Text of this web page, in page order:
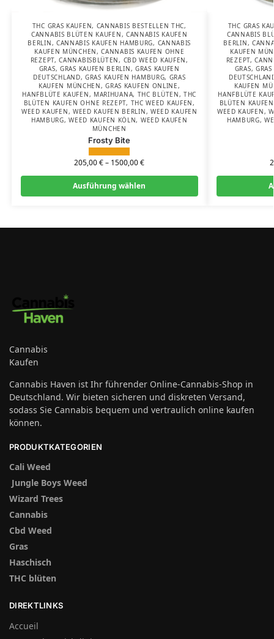
THC GRAS KAUFEN, CANNABIS BESTELLEN THC,
CANNABIS BLÜTEN KAUFEN, CANNABIS KAUFEN
BERLIN, CANNABIS KAUFEN HAMBURG, CANNABIS
KAUFEN MÜNCHEN,CANNABIS KAUFEN OHNE
REZEPT,CANNABISBLÜTEN, CBD WEED KAUFEN,
GRAS, GRAS KAUFEN BERLIN,GRAS KAUFEN
DEUTSCHLAND,GRAS KAUFEN HAMBURG, GRAS
KAUFEN MÜNCHEN,GRAS KAUFEN ONLINE,
HANFBLÜTE KAUFEN, MARIHUANA, THC BLÜTEN,THC
BLÜTEN KAUFEN OHNE REZEPT, THC WEED KAUFEN,
WEED KAUFEN, WEED KAUFEN BERLIN, WEED KAUFEN
HAMBURG,WEED KAUFEN KÖLN, WEED KAUFEN
MÜNCHEN
Frosty Bite
205,00€– 1500,00€
Ausführung wählen
THC GRAS
CANNABIS
BERLIN,
KAUFEN
REZEPT,
GRAS,
KAUFEN
HANFBLÜTE
BLÜTEN
WEED KAUFEN,
HAMBURG,
Cannabis
Kaufen
Cannabis Haven ist Ihr führender Online-Cannabis-Shop in
Deutschland. Wir bieten sicheren und diskreten Versand,
sodass Sie Cannabis bequem und vertraulich online kaufen
können.
PRODUKTKATEGORIEN
Cali Weed
Jungle Boys Weed
Wizard Trees
Cannabis
Cbd Weed
Gras
Haschisch
THC blüten
DIREKTLINKS
Accueil